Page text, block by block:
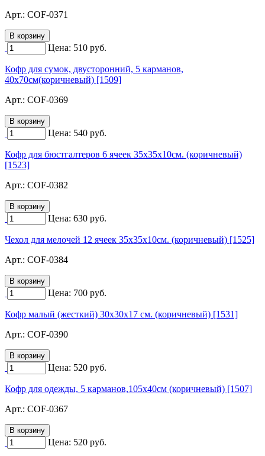
Арт.: COF-0371
Цена: 510 руб.
Кофр для сумок, двусторонний, 5 карманов,
40х70см(коричневый) [1509]
Арт.: COF-0369
Цена: 540 руб.
Кофр для бюстгалтеров 6 ячеек 35х35х10см. (коричневый)
[1523]
Арт.: COF-0382
Цена: 630 руб.
Чехол для мелочей 12 ячеек 35х35х10см. (коричневый) [1525]
Арт.: COF-0384
Цена: 700 руб.
Кофр малый (жесткий) 30х30х17 см. (коричневый) [1531]
Арт.: COF-0390
Цена: 520 руб.
Кофр для одежды, 5 карманов,105х40см (коричневый) [1507]
Арт.: COF-0367
Цена: 520 руб.